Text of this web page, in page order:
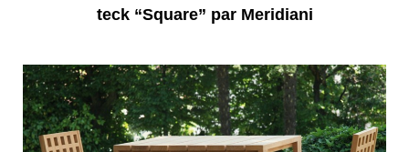
teck “Square” par Meridiani